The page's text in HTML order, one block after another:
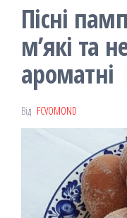
Пісні
м’які та
ароматні
Від FCVOMOND